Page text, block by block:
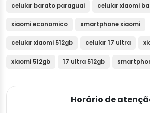
celular barato paraguai celular xiaomi
xiaomi economico smartphone xiaomi
celular xiaomi 512gb celular 17 ultra
xiaomi 512gb 17 ultra 512gb
Horário de